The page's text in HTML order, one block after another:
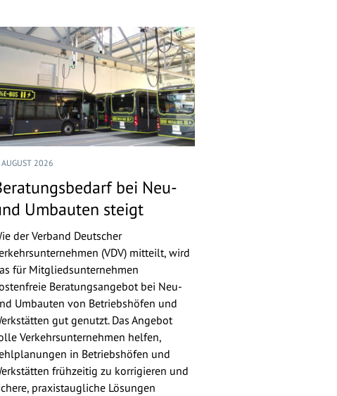
AUGUST 2026
bei Neu-
Umbauten steigt
der Verband Deutscher
(VDV) mitteilt, wird
für Mitgliedsunternehmen
Beratungsangebot bei Neu-
Umbauten von Betriebshöfen und
gut genutzt. Das Angebot
Verkehrsunternehmen helfen,
in Betriebshöfen und
frühzeitig zu korrigieren und
praxistaugliche Lösungen